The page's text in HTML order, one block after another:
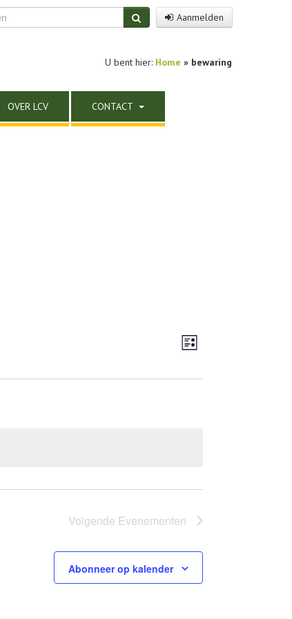
Aanmelden
U bent hier: Home » bewaring
OVER LCV CONTACT
Weergaven
Evenement
Lijst
Volgende Evenementen
Abonneer op kalender